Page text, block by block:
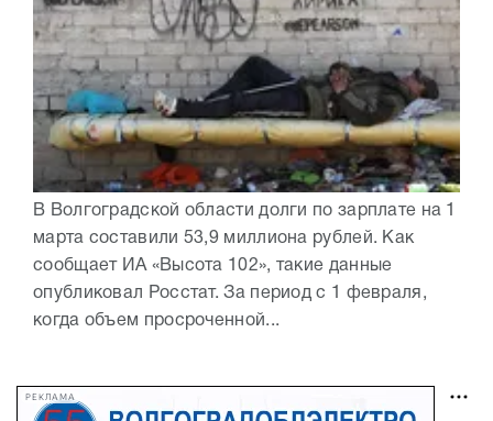
В Волгоградской области долги по зарплате на 1
марта составили 53,9 миллиона рублей. Как
сообщает ИА «Высота 102», такие данные
опубликовал Росстат. За период с 1 февраля,
когда объем просроченной...
РЕКЛАМА